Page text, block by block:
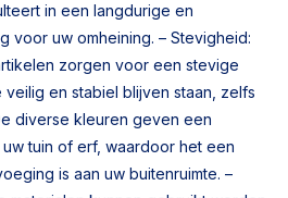
in een langdurige en
voor uw omheining. – Stevigheid:
zorgen voor een stevige
en stabiel blijven staan, zelfs
diverse kleuren geven een
tuin of erf, waardoor het een
is aan uw buitenruimte. –